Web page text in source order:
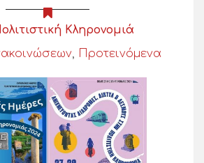
Κληρονομιά
, Προτεινόμενα